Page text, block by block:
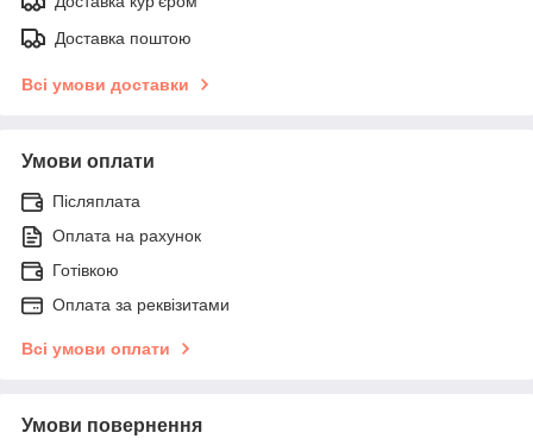
Доставка поштою
Всі умови доставки
Умови оплати
Післяплата
Оплата на рахунок
Готівкою
Оплата за реквізитами
Всі умови оплати
Умови повернення